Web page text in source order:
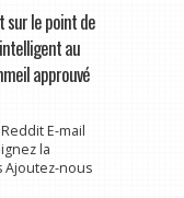
sur le point de
au
approuvé
E-mail
la
Ajoutez-nous